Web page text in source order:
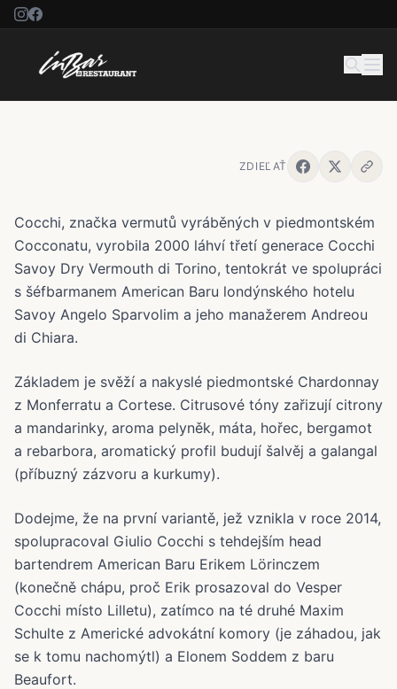
Cocchi Savoy Dry Vermouth di
Torino 3.0
ZDIEĽAŤ
Cocchi, značka vermutů vyráběných v piedmontském
Cocconatu, vyrobila 2000 láhví třetí generace Cocchi
Savoy Dry Vermouth di Torino, tentokrát ve spolupráci
s šéfbarmanem American Baru londýnského hotelu
Savoy Angelo Sparvolim a jeho manažerem Andreou
di Chiara.
Základem je svěží a nakyslé piedmontské Chardonnay
z Monferratu a Cortese. Citrusové tóny zařizují citrony
a mandarinky, aroma pelyněk, máta, hořec, bergamot
a rebarbora, aromatický profil budují šalvěj a galangal
(příbuzný zázvoru a kurkumy).
Dodejme, že na první variantě, jež vznikla v roce 2014,
spolupracoval Giulio Cocchi s tehdejším head
bartendrem American Baru Erikem Lörinczem
(konečně chápu, proč Erik prosazoval do Vesper
Cocchi místo Lilletu), zatímco na té druhé Maxim
Schulte z Americké advokátní komory (je záhadou, jak
se k tomu nachomýtl) a Elonem Soddem z baru
Beaufort.